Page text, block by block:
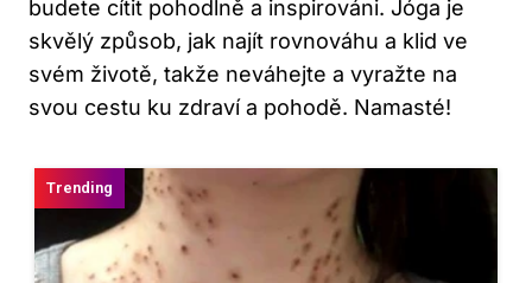
budete cítit pohodlně a inspirováni. Jóga je
skvělý způsob, jak najít rovnováhu a klid ve
svém životě, takže neváhejte a vyražte na
svou cestu ku zdraví a pohodě. Namasté!